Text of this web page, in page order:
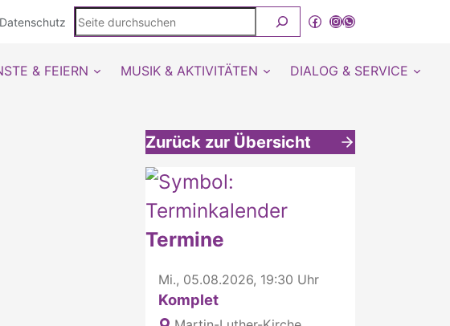
Datenschutz
Seite
durchsuchen
Facebook
Instagram
WhatsApp Kanal von detmold-lutherisch
& FEIERN MUSIK & AKTIVITÄTEN DIALOG & SERVICE
Zurück zur Übersicht
Weitere interessante Inhalte
Termine
Mi., 05.08.2026, 19:30 Uhr
Komplet